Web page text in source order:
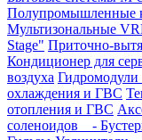
Полупромышленные
Мультизональные
Stage" Приточно-
Кондиционер для
воздуха
охлаждения и ГВС
отопления и ГВС
соленоидов
-